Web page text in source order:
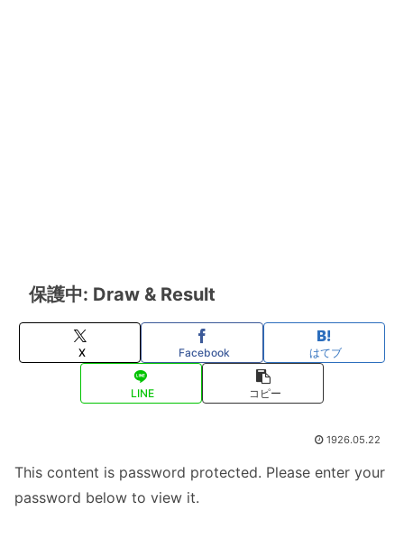
保護中: Draw & Result
X Facebook はてブ
LINE コピー
1926.05.22
This content is password protected. Please enter your
password below to view it.